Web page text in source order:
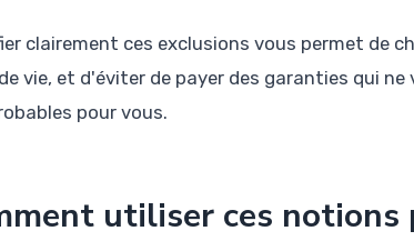
clairement ces exclusions vous permet de
vie, et d'éviter de payer des garanties qui
pour vous.
utiliser ces notions